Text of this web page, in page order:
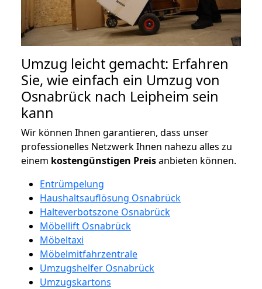
Umzug leicht gemacht: Erfahren
Sie, wie einfach ein Umzug von
Osnabrück nach Leipheim sein
kann
Wir können Ihnen garantieren, dass unser
professionelles Netzwerk Ihnen nahezu alles zu
einem kostengünstigen Preisanbieten können.
Entrümpelung
Haushaltsauflösung Osnabrück
Halteverbotszone Osnabrück
Möbellift Osnabrück
Möbeltaxi
Möbelmitfahrzentrale
Umzugshelfer Osnabrück
Umzugskartons